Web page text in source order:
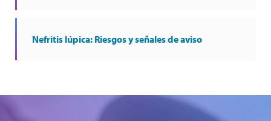
Nefritis lúpica: Riesgos y señales de aviso